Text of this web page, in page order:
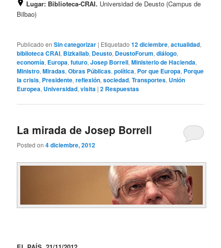
Lugar: Biblioteca-CRAI. Universidad de Deusto (Campus de
Bilbao)
Publicado en Sin categorizar | Etiquetado 12 diciembre,actualidad,
biblioteca CRAI, Bizkailab, Deusto, DeustoForum,diálogo,
economía, Europa,futuro,Josep Borrell,Ministerio de Hacienda,
Ministro,Miradas,Obras Públicas,política, Por que Europa, Porque
la crisis, Presidente,reflexión,sociedad,Transportes, Unión
Europea, Universidad,visita |2 Respuestas
La mirada de Josep Borrell
Posted on4 diciembre, 2012